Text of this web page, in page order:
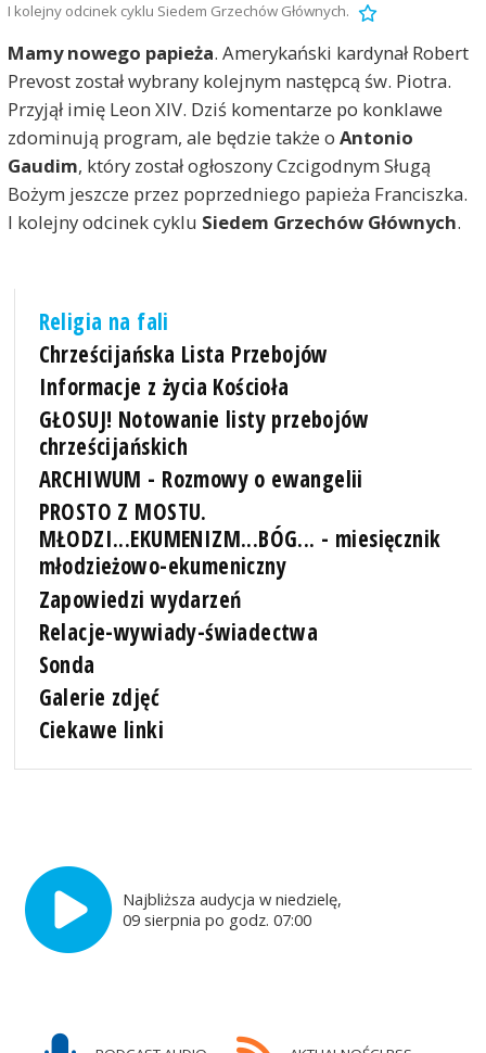
I kolejny odcinek cyklu Siedem Grzechów Głównych.
Mamy nowego papieża. Amerykański kardynał Robert
Prevost został wybrany kolejnym następcą św. Piotra.
Przyjął imię Leon XIV. Dziś komentarze po konklawe
zdominują program, ale będzie także o Antonio
Gaudim, który został ogłoszony Czcigodnym Sługą
Bożym jeszcze przez poprzedniego papieża Franciszka.
I kolejny odcinek cyklu Siedem Grzechów Głównych.
Religia na fali
Chrześcijańska Lista Przebojów
Informacje z życia Kościoła
GŁOSUJ! Notowanie listy przebojów
chrześcijańskich
ARCHIWUM - Rozmowy o ewangelii
PROSTO Z MOSTU.
MŁODZI...EKUMENIZM...BÓG... - miesięcznik
młodzieżowo-ekumeniczny
Zapowiedzi wydarzeń
Relacje-wywiady-świadectwa
Sonda
Galerie zdjęć
Ciekawe linki
Najbliższa audycja w niedzielę,
09 sierpnia po godz. 07:00